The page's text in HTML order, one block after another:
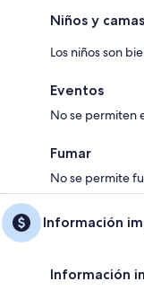
Niños y
Los niños son
Eventos
No se permiten
Fumar
No se permite
Información
Información